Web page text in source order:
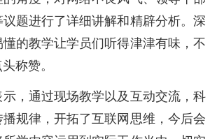
题进行了详细讲解和精辟分析。深
的教学让学员们听得津津有味，不
称赞。
，通过现场教学以及互动交流，科
规律，开拓了互联网思维，今后会